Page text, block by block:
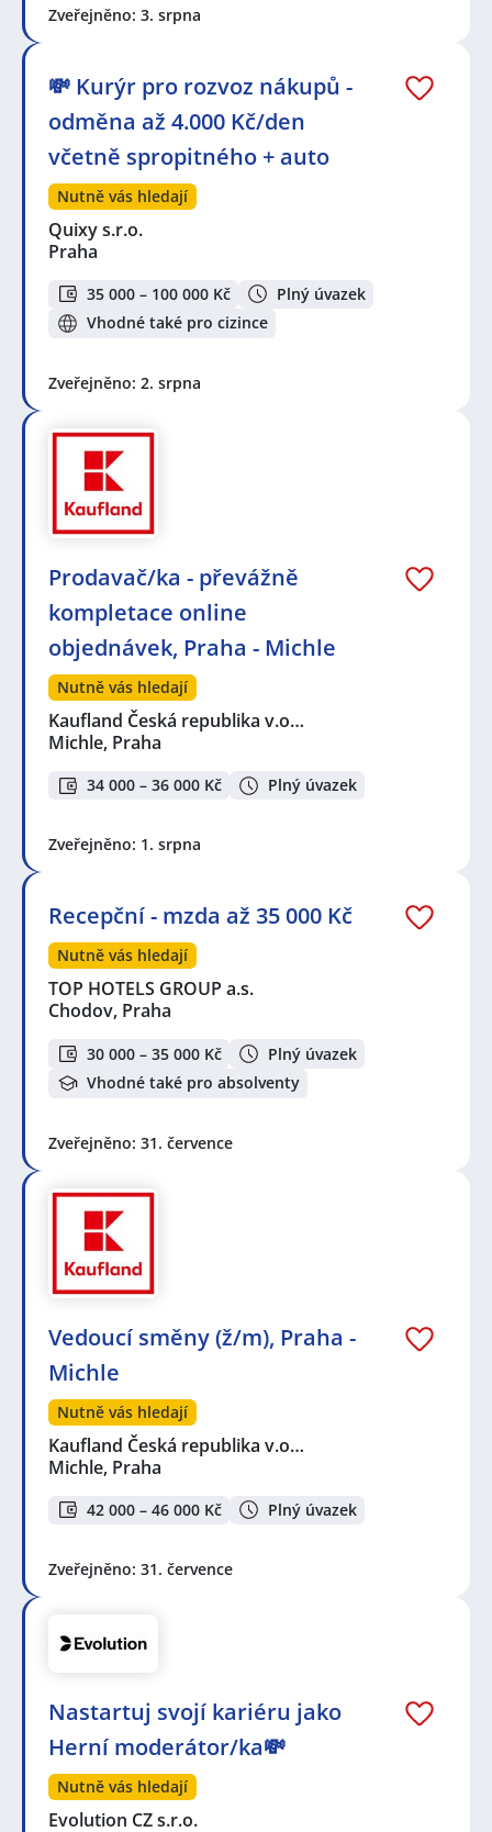
Zveřejněno: 3. srpna
💸 Kurýr pro rozvoz nákupů -
odměna až 4.000 Kč/den
včetně spropitného + auto
Nutně vás hledají
Quixy s.r.o.
Praha
35 000 – 100 000 Kč
Plný úvazek
Vhodné také pro cizince
Zveřejněno: 2. srpna
Prodavač/ka - převážně
kompletace online
objednávek, Praha - Michle
Nutně vás hledají
Kaufland Česká republika v.o…
Michle, Praha
34 000 – 36 000 Kč Plný úvazek
Zveřejněno: 1. srpna
Recepční - mzda až 35 000 Kč
Nutně vás hledají
TOP HOTELS GROUP a.s.
Chodov, Praha
30 000 – 35 000 Kč
Plný úvazek
Vhodné také pro absolventy
Zveřejněno: 31. července
Vedoucí směny (ž/m), Praha -
Michle
Nutně vás hledají
Kaufland Česká republika v.o…
Michle, Praha
42 000 – 46 000 Kč Plný úvazek
Zveřejněno: 31. července
Nastartuj svojí kariéru jako
Herní moderátor/ka💸
Nutně vás hledají
Evolution CZ s.r.o.